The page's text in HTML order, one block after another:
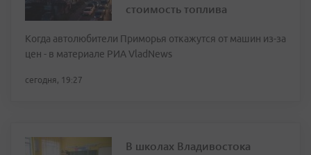
стоимость топлива
Когда автолюбители Приморья откажутся от машин из-за
цен - в материале РИА VladNews
сегодня, 19:27
В школах Владивостока